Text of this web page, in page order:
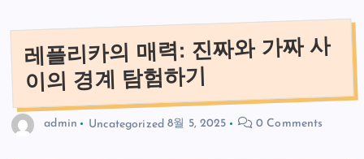
레플리카의 매력: 진짜와 가짜 사
이의 경계 탐험하기
admin Uncategorized 8월 5, 2025 0 Comments